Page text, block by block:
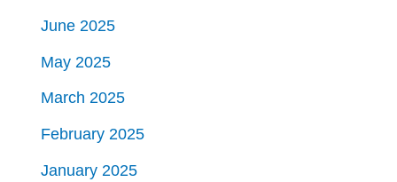
June 2025
May 2025
March 2025
February 2025
January 2025